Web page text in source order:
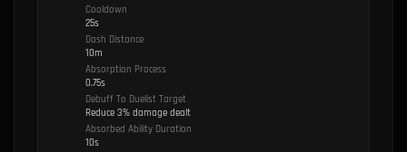
Cooldown
25s
Dash Distance
10m
Absorption Process
0.75s
Debuff To Duelist Target
Reduce 3% damage dealt
Absorbed Ability Duration
10s